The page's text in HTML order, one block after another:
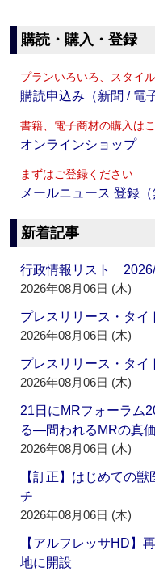
購読・購入・登録
プランいろいろ、スタイ
購読申込み（新聞 / 電
書籍、電子商材の購入は
オンラインショップ
まずはご登録ください
メールニュース 登録（
新着記事
行政情報リスト
2026年08月06日 (木)
プレスリリース・タ
2026年08月06日 (木)
プレスリリース・タ
2026年08月06日 (木)
21日にMRフォーラム
る―問われるMRの真
2026年08月06日 (木)
【訂正】はじめての
チ
2026年08月06日 (木)
【アルフレッサHD】
地に開設